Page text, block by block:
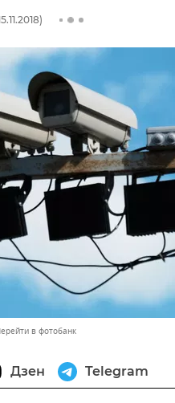
в фотобанк
Дзен Telegram